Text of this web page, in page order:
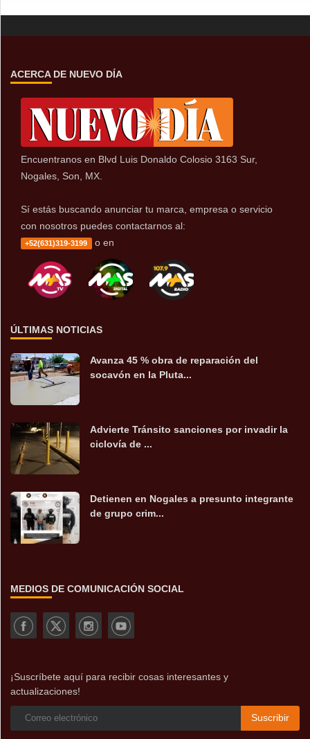
ACERCA DE NUEVO DÍA
Encuentranos en Blvd Luis Donaldo Colosio 3163 Sur,
Nogales, Son, MX.
Sí estás buscando anunciar tu marca, empresa o servicio
con nosotros puedes contactarnos al:
+52(631)319-3199 o en
ÚLTIMAS NOTICIAS
Avanza 45 % obra de reparación del
socavón en la Pluta...
Advierte Tránsito sanciones por invadir la
ciclovía de ...
Detienen en Nogales a presunto integrante
de grupo crim...
MEDIOS DE COMUNICACIÓN SOCIAL
¡Suscríbete aquí para recibir cosas interesantes y
actualizaciones!
Suscribir